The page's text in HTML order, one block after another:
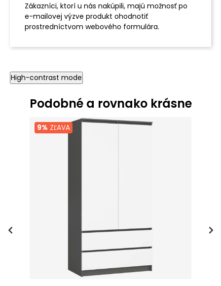
Zákazníci, ktorí u nás nakúpili, majú možnosť po
e-mailovej výzve produkt ohodnotiť
prostredníctvom webového formulára.
High-contrast mode
Podobné a rovnako krásne
9% ZĽAVA